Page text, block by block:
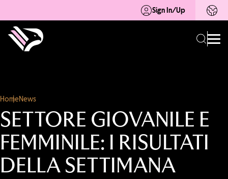
Sign In/Up
HomeNews
SETTORE GIOVANILE E
FEMMINILE: I RISULTATI
DELLA SETTIMANA